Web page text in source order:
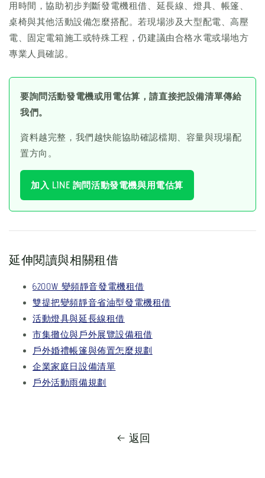
用時間，協助初步判斷發電機租借、延長線、燈具、帳篷、
桌椅與其他活動設備怎麼搭配。若現場涉及大型配電、高壓
電、固定電箱施工或特殊工程，仍建議由合格水電或場地方
專業人員確認。
要詢問活動發電機或用電估算，請直接把設備清單傳給
我們。
資料越完整，我們越快能協助確認檔期、容量與現場配
置方向。
加入 LINE 詢問活動發電機與用電估算
延伸閱讀與相關租借
6200W 變頻靜音發電機租借
雙提把變頻靜音省油型發電機租借
活動燈具與延長線租借
市集攤位與戶外展覽設備租借
戶外婚禮帳篷與佈置怎麼規劃
企業家庭日設備清單
戶外活動雨備規劃
返回